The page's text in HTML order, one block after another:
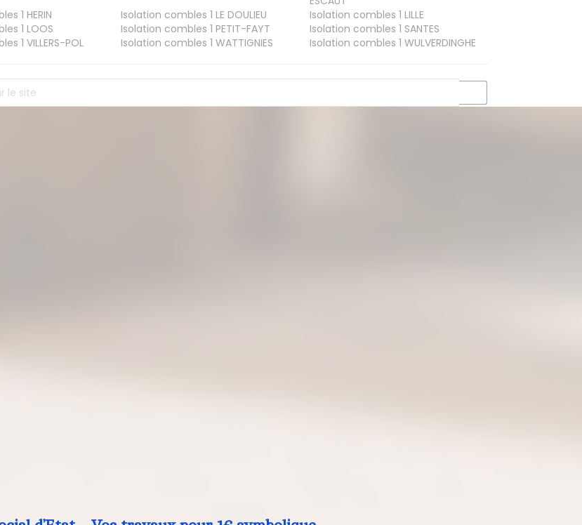
1 HERIN Isolation combles 1 LE DOULIEU Isolation combles 1 LILLE
1 LOOS Isolation combles 1 PETIT-FAYT Isolation combles 1 SANTES
1 VILLERS-POL Isolation combles 1 WATTIGNIES Isolation combles 1 WULVERDINGHE